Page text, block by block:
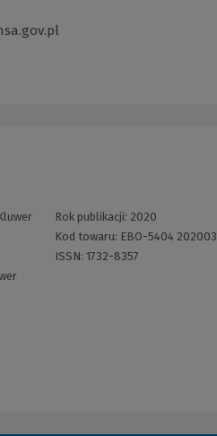
Rok publikacji: 2020
Kod towaru: EBO-5404 202003
ISSN: 1732-8357